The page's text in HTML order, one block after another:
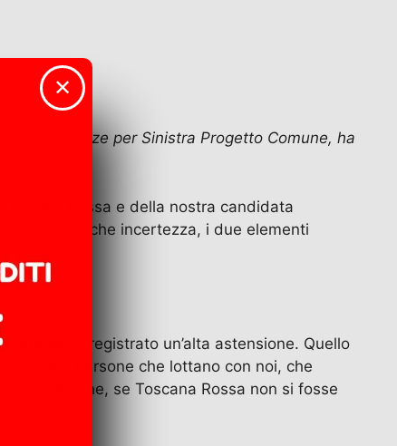
di Firenze per Sinistra Progetto Comune, ha
Rossa e della nostra candidata
qualche incertezza, i due elementi
abbiamo registrato un’alta astensione. Quello
tante persone che lottano con noi, che
di dire che, se Toscana Rossa non si fosse
✕